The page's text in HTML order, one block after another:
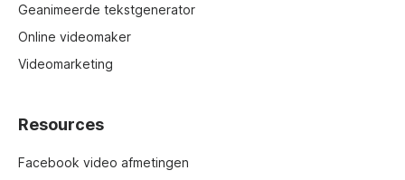
Geanimeerde tekstgenerator
Online videomaker
Videomarketing
Resources
Facebook video afmetingen